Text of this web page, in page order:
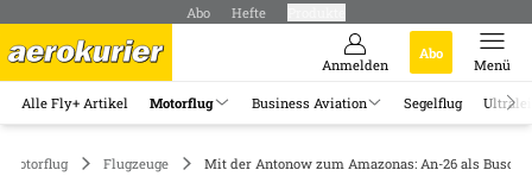
Abo Hefte
Anmelden
Abo
Menü
Alle Fly+ Artikel Motorflug Business Aviation Segelflug
Motorflug Flugzeuge Mit der Antonow zum Amazonas: An-26 als